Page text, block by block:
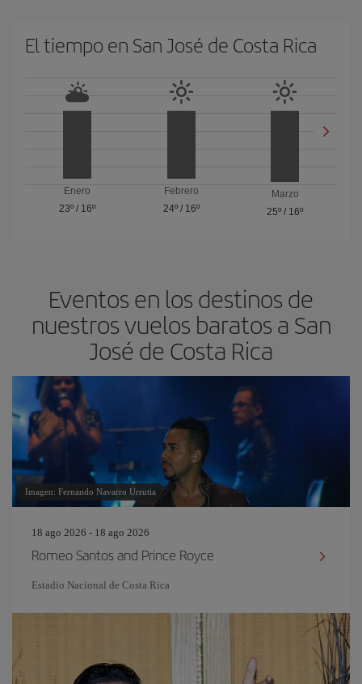
El tiempo en San José de Costa Rica
Enero
23º/ 16º
Febrero
24º/ 16º
Marzo
25º / 16º
Eventos en los destinos de
nuestros vuelos baratos a San
José de Costa Rica
Imagen: Fernando Navarro Urrutia
18 ago 2026 - 18 ago 2026
Romeo Santos and Prince Royce
Estadio Nacional de Costa Rica